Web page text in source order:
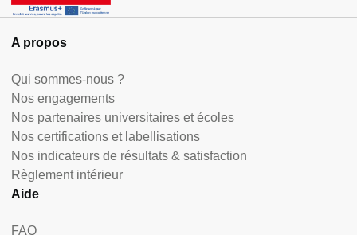
A propos
Qui sommes-nous ?
Nos engagements
Nos partenaires universitaires et écoles
Nos certifications et labellisations
Nos indicateurs de résultats & satisfaction
Règlement intérieur
Aide
FAQ